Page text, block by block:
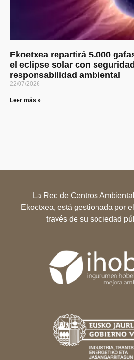
Ekoetxea repartirá 5.000
el eclipse solar con
responsabilidad ambiental
22/07/2026
Leer más »
La Red de Centros
Ekoetxea, está gestionada por
través de su sociedad